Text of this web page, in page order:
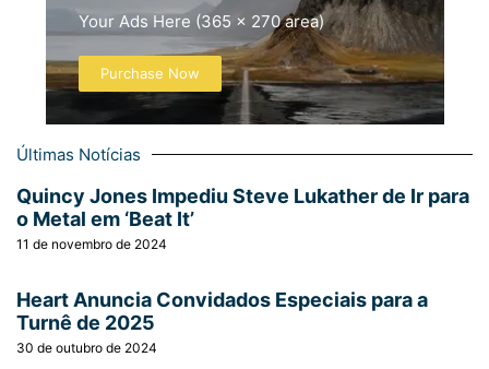
Your Ads Here (365 x 270 area)
Purchase Now
Últimas Notícias
Quincy Jones Impediu Steve Lukather de Ir para
o Metal em ‘Beat It’
11 de novembro de 2024
Heart Anuncia Convidados Especiais para a
Turnê de 2025
30 de outubro de 2024